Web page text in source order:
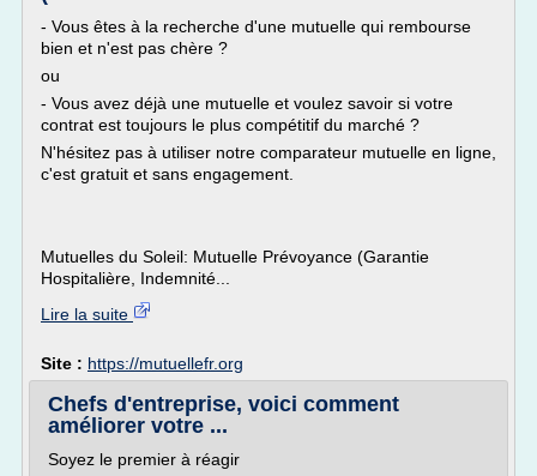
- Vous êtes à la recherche d'une mutuelle qui rembourse
bien et n'est pas chère ?
ou
- Vous avez déjà une mutuelle et voulez savoir si votre
contrat est toujours le plus compétitif du marché ?
N'hésitez pas à utiliser notre comparateur mutuelle en ligne,
c'est gratuit et sans engagement.
Mutuelles du Soleil: Mutuelle Prévoyance (Garantie
Hospitalière, Indemnité...
Lire la suite
Site : https://mutuellefr.org
Chefs d'entreprise, voici comment
améliorer votre ...
Soyez le premier à réagir